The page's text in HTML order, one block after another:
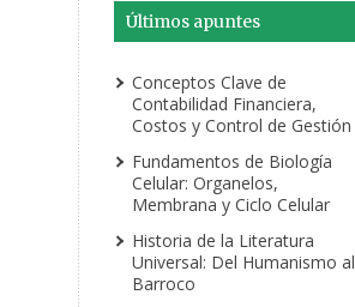
Últimos apuntes
Conceptos Clave de
Contabilidad Financiera,
Costos y Control de Gestión
Fundamentos de Biología
Celular: Organelos,
Membrana y Ciclo Celular
Historia de la Literatura
Universal: Del Humanismo al
Barroco